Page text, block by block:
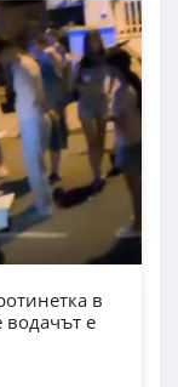
в
водачът е